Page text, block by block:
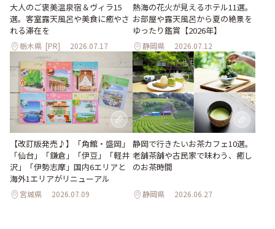
大人のご褒美温泉宿＆ヴィラ15
選。客室露天風呂や美食に癒やさ
れる滞在を
栃木県 [PR] 2026.07.17
熱海の花火が見えるホテル11選。
お部屋や露天風呂から夏の絶景を
ゆったり鑑賞【2026年】
静岡県 2026.07.12
【改訂版発売♪】「角館・盛岡」
「仙台」「鎌倉」「伊豆」「軽井
沢」「伊勢志摩」国内6エリアと
海外1エリアがリニューアル
宮城県 2026.07.09
静岡で行きたいお茶カフェ10選。
老舗茶舗や古民家で味わう、癒し
のお茶時間
静岡県 2026.06.27